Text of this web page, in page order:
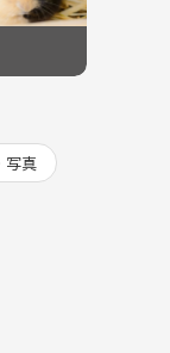
写真